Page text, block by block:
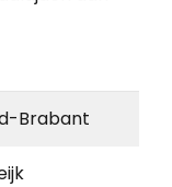
Brabant